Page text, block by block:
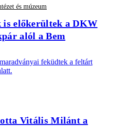
és múzeum
is előkerültek a DKW
alól a Bem
feküdtek a feltárt
Vitális Milánt a